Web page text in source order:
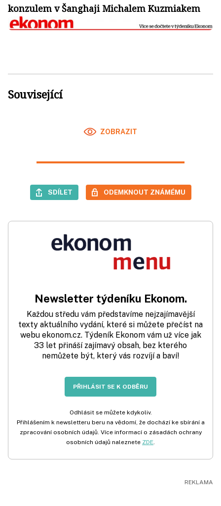
konzulem v Šanghaji Michalem Kuzmiakem
Související
ZOBRAZIT
SDÍLET ODEMKNOUT ZNÁMÉMU
Newsletter týdeníku Ekonom.
Každou středu vám představíme nejzajímavější
texty aktuálního vydání, které si můžete přečíst na
webu ekonom.cz. Týdeník Ekonom vám už více jak
33 let přináší zajímavý obsah, bez kterého
nemůžete být, který vás rozvíjí a baví!
PŘIHLÁSIT SE K ODBĚRU
Odhlásit se můžete kdykoliv.
Přihlášením k newsletteru beru na vědomí, že dochází ke sbírání a
zpracování osobních údajů. Více informací o zásadách ochrany
osobních údajů naleznete ZDE